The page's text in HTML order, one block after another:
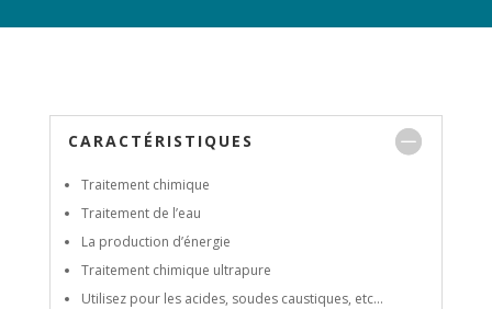
CARACTÉRISTIQUES
Traitement chimique
Traitement de l’eau
La production d’énergie
Traitement chimique ultrapure
Utilisez pour les acides, soudes caustiques, etc…